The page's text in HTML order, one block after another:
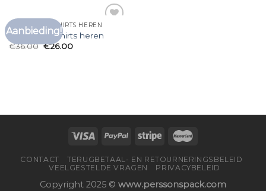
Aanbieding!
aan
MULTIPACK T SHIRTS HEREN
multipack t shirts heren
€36.00 €26.00
CONTACT
TERUGBETAAL- EN RETOURNERINGSBELEID
VEELGESTELDE VRAGEN
PRIVACYBELEID
Copyright 2025 © www.perssonspack.com